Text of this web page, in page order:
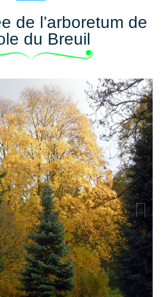
de l’arboretum de
du Breuil
Next